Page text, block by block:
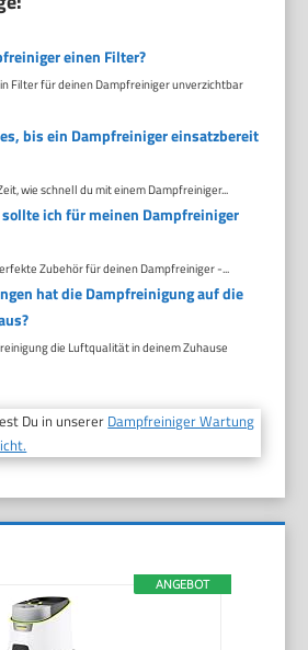
einen Filter?
Filter für deinen Dampfreiniger unverzichtbar
bis ein Dampfreiniger einsatzbereit
wie schnell du mit einem Dampfreiniger...
ich für meinen Dampfreiniger
Zubehör für deinen Dampfreiniger -...
hat die Dampfreinigung auf die
die Luftqualität in deinem Zuhause
Du in unserer Dampfreiniger Wartung
ANGEBOT